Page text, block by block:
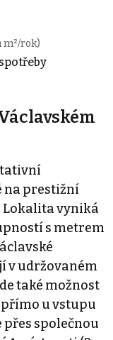
m²/rok)
na prestižní
Lokalita vyniká
s metrem
v udržovaném
také možnost
u vstupu
přes společnou